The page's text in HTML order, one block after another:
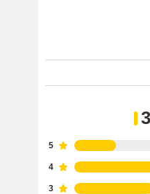
5
4
3